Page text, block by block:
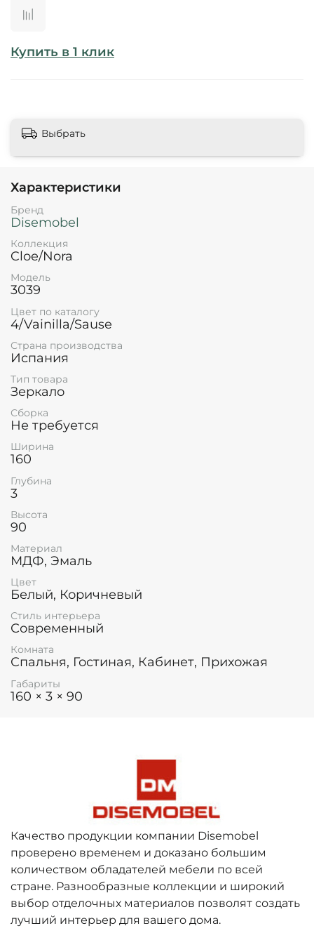
Купить в 1 клик
Выбрать
Характеристики
Бренд
Disemobel
Коллекция
Cloe/Nora
Модель
3039
Цвет по каталогу
4/Vainilla/Sause
Страна производства
Испания
Тип товара
Зеркало
Сборка
Не требуется
Ширина
160
Глубина
3
Высота
90
Материал
МДФ, Эмаль
Цвет
Белый, Коричневый
Стиль интерьера
Современный
Комната
Спальня, Гостиная, Кабинет, Прихожая
Габариты
160 × 3 × 90
Качество продукции компании Disemobel
проверено временем и доказано большим
количеством обладателей мебели по всей
стране. Разнообразные коллекции и широкий
выбор отделочных материалов позволят создать
лучший интерьер для вашего дома.